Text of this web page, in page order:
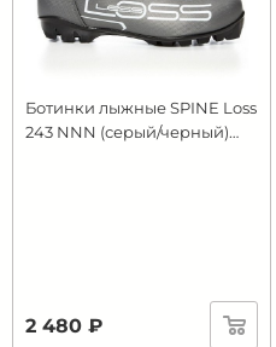
Ботинки лыжные SPINE Loss
243 NNN (серый/черный)
2 480 ₽